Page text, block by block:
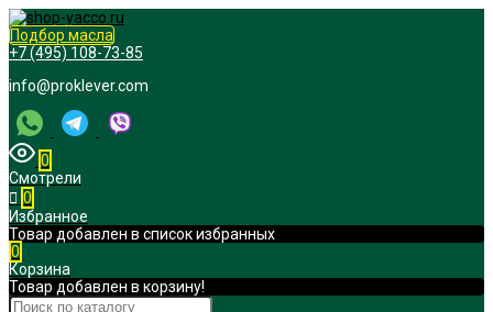
Подбор масла
+7 (495) 108-73-85
info@proklever.com
0
Смотрели
0
Избранное
Товар добавлен в список избранных
0
Корзина
Товар добавлен в корзину!